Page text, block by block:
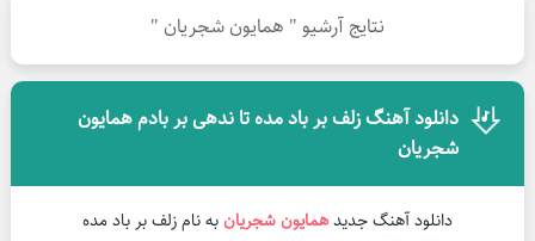
نتایج آرشیو " همایون شجریان "
دانلود آهنگ زلف بر باد مده تا ندهی بر بادم همایون
شجریان
دانلود آهنگ جدیدهمایون شجریانبه نام زلف بر باد مده